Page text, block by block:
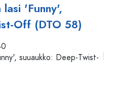
lasi 'Funny',
Off (DTO 58)